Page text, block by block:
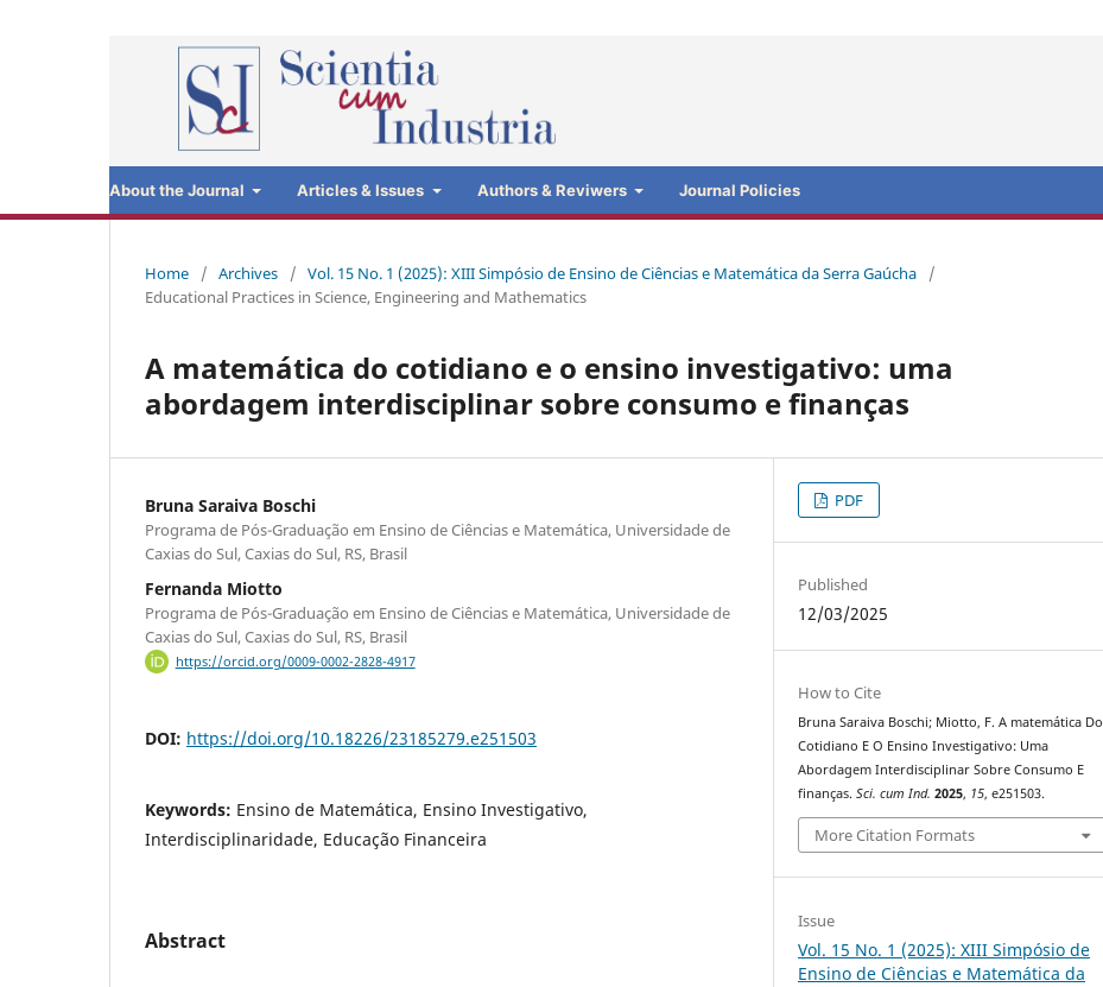
About the Journal Articles & Issues Authors & Reviwers Journal Policies
Home / Archives / Vol. 15 No. 1 (2025): XIII Simpósio de Ensino de Ciências e Matemática da Serra Gaúcha
/
Educational Practices in Science, Engineering and Mathematics
A matemática do cotidiano e o ensino investigativo: uma
abordagem interdisciplinar sobre consumo e finanças
Bruna Saraiva Boschi
Programa de Pós-Graduação em Ensino de Ciências e Matemática, Universidade de
Caxias do Sul, Caxias do Sul, RS, Brasil
Fernanda Miotto
Programa de Pós-Graduação em Ensino de Ciências e Matemática, Universidade de
Caxias do Sul, Caxias do Sul, RS, Brasil
https://orcid.org/0009-0002-2828-4917
DOI: https://doi.org/10.18226/23185279.e251503
Keywords: Ensino de Matemática, Ensino Investigativo,
Interdisciplinaridade, Educação Financeira
Abstract
PDF
Published
12/03/2025
How to Cite
Bruna Saraiva Boschi; Miotto, F. A matemática Do
Cotidiano E O Ensino Investigativo: Uma
Abordagem Interdisciplinar Sobre Consumo E
finanças.Sci. cum Ind. 2025, 15, e251503.
More Citation Formats
Issue
Vol. 15 No. 1 (2025): XIII Simpósio de
Ensino de Ciências e Matemática da